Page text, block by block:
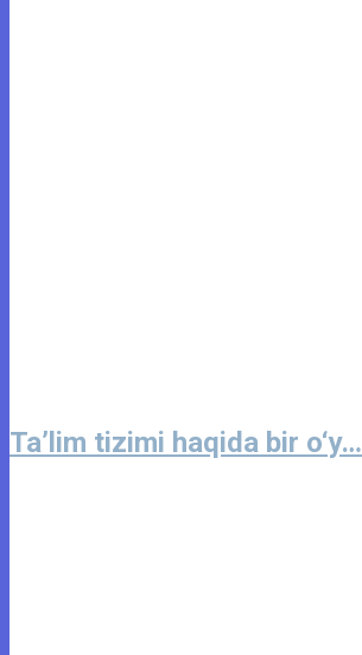
Ta’lim tizimi haqida bir o‘y…